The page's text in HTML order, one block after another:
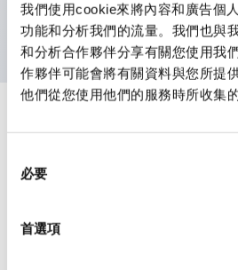
我們使用cookie來將內容和廣告個
功能和分析我們的流量。我們也與
和分析合作夥伴分享有關您使用我
作夥伴可能會將有關資料與您所提
他們從您使用他們的服務時所收集
必要
首選項
可使用專用配件輕鬆更換為Φ22
規格
審美規範